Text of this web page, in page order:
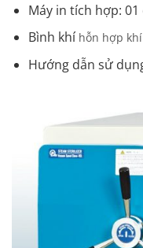
Máy in tích hợp: 01
Bình khí hỗn hợp
Hướng dẫn sử